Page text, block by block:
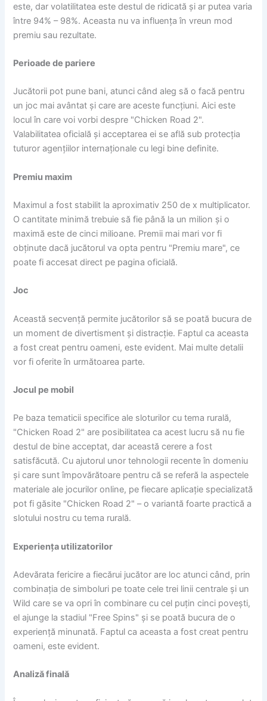
este, dar volatilitatea este destul de ridicată și ar putea varia
între 94% – 98%. Aceasta nu va influența în vreun mod
premiu sau rezultate.
Perioade de pariere
Jucătorii pot pune bani, atunci când aleg să o facă pentru
un joc mai avântat și care are aceste funcțiuni. Aici este
locul în care voi vorbi despre "Chicken Road 2".
Valabilitatea oficială și acceptarea ei se află sub protecția
tuturor agențiilor internaționale cu legi bine definite.
Premiu maxim
Maximul a fost stabilit la aproximativ 250 de x multiplicator.
O cantitate minimă trebuie să fie până la un milion și o
maximă este de cinci milioane. Premii mai mari vor fi
obținute dacă jucătorul va opta pentru "Premiu mare", ce
poate fi accesat direct pe pagina oficială.
Joc
Această secvență permite jucătorilor să se poată bucura de
un moment de divertisment și distracție. Faptul ca aceasta
a fost creat pentru oameni, este evident. Mai multe detalii
vor fi oferite în următoarea parte.
Jocul pe mobil
Pe baza tematicii specifice ale sloturilor cu tema rurală,
"Chicken Road 2" are posibilitatea ca acest lucru să nu fie
destul de bine acceptat, dar această cerere a fost
satisfăcută. Cu ajutorul unor tehnologii recente în domeniu
și care sunt împovărătoare pentru că se referă la aspectele
materiale ale jocurilor online, pe fiecare aplicație specializată
pot fi găsite "Chicken Road 2" – o variantă foarte practică a
slotului nostru cu tema rurală.
Experiența utilizatorilor
Adevărata fericire a fiecărui jucător are loc atunci când, prin
combinația de simboluri pe toate cele trei linii centrale și un
Wild care se va opri în combinare cu cel puțin cinci povești,
el ajunge la stadiul "Free Spins" și se poată bucura de o
experiență minunată. Faptul ca aceasta a fost creat pentru
oameni, este evident.
Analiză finală